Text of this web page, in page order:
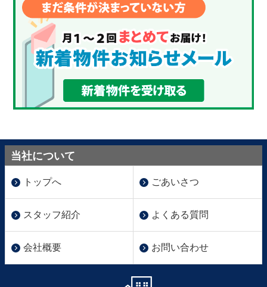
当社について
トップへ ごあいさつ
スタッフ紹介 よくある質問
会社概要 お問い合わせ